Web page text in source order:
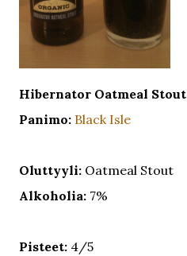
Hibernator Oatmeal Stout
Panimo: Black Isle
Oluttyyli: Oatmeal Stout
Alkoholia: 7%
Pisteet: 4/5